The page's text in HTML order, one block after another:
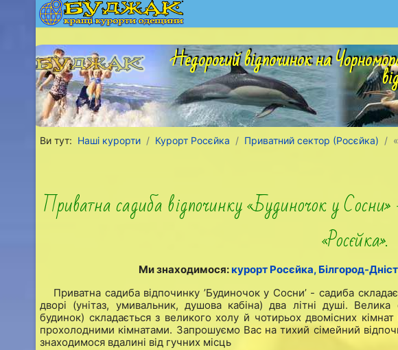
Недорогий відпочинок на
Ви тут: Наші курорти Курорт Росєйка Приватний сектор (Росєйка)
Приватна садиба відпочинку «Будиночок у Сосни»
«Росєйка».
Ми знаходимося:курорт Росєйка, Білгород-
Приватна садиба відпочинку ’Будиночок у Сосни’ - садиба
дворі (унітаз, умивальник, душова кабіна) два літні душі.
будинок) складається з великого холу й чотирьох двомісних
прохолодними кімнатами. Запрошуємо Вас на тихий сімейний
знаходимося вдалині від гучних місць